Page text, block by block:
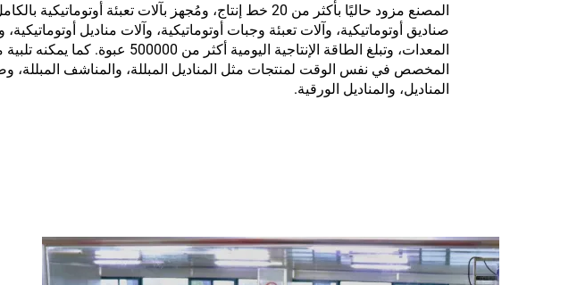
المصنع مزود حاليًا بأكثر من 20 خط إنتاج، ومُجهز بآلات تعبئة
صناديق أوتوماتيكية، وآلات تعبئة وجبات أوتوماتيكية، وآلات مناديل
المعدات، وتبلغ الطاقة الإنتاجية اليومية أكثر من
المخصص في نفس الوقت لمنتجات مثل المناديل المبللة، والمناشف المبللة،
المناديل، والمناديل الورقية.